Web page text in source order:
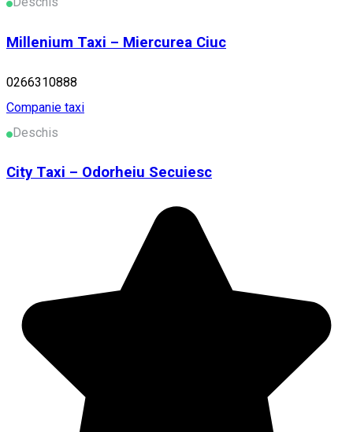
Millenium Taxi – Miercurea Ciuc
0266310888
Companie taxi
Deschis
City Taxi – Odorheiu Secuiesc